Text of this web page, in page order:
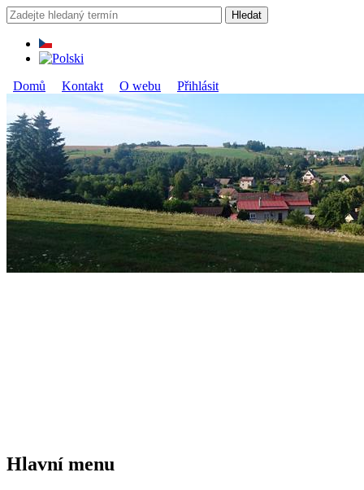
Přejít k hlavnímu obsahu
Vyhledávání
Hledat
Hlavní menu
Domů Kontakt O webu Přihlásit
Hlavní menu